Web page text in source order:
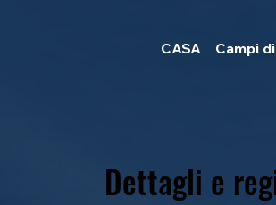
CASA Campi
Dettagli e